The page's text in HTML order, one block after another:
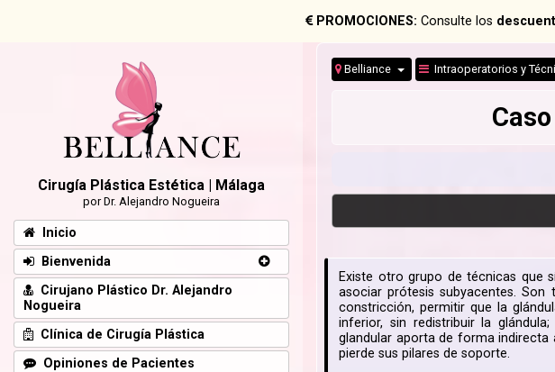
PROMOCIONES: Consulte los
Belliance Intraoperatorios y
Existe otro grupo de técnicas que
asociar prótesis subyacentes.
constricción, permitir que la
inferior, sin redistribuir la
glandular aporta de forma
pierde sus pilares de soporte.
Cirugía Plástica Estética | Málaga
por Dr. Alejandro Nogueira
Inicio
Bienvenida
Cirujano Plástico Dr. Alejandro
Nogueira
Clínica de Cirugía Plástica
Opiniones de Pacientes